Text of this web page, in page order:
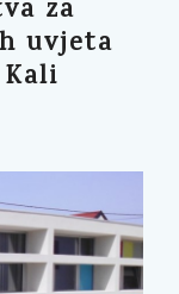
za
uvjeta